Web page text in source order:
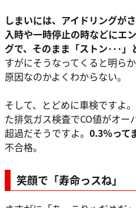
しまいには、アイドリングが
入時や一時停止の時などにエ
グで、そのまま「ストン･･･」
すがにそうなってくると明ら
原因なのかよくわからない。
そして、とどめに車検ですよ
た排気ガス検査でCO値がオー
超過だそうですよ。 0.3％って
不合格。
笑顔で「寿命っスね」